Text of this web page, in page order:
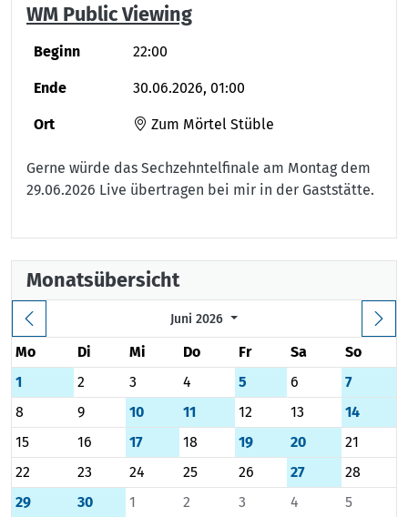
WM Public Viewing
Beginn 22:00
Ende 30.06.2026, 01:00
Ort Zum Mörtel Stüble
Gerne würde das Sechzehntelfinale am Montag dem
29.06.2026 Live übertragen bei mir in der Gaststätte.
Monatsübersicht
Juni 2026
Mo Di Mi Do Fr Sa
So
1
2 3 4 5 6
7
8
9 10 11 12 13
14
15
16 17 18 19 20
21
22
23 24 25 26 27
28
29
30 1 2 3 4 5